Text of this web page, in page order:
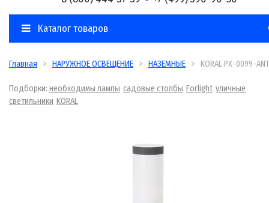
Каталог товаров
Главная НАРУЖНОЕ ОСВЕЩЕНИЕ НАЗЕМНЫЕ KORAL PX-0099-ANT
Подборки: необходимы лампы садовые столбы Forlight уличные
светильники KORAL